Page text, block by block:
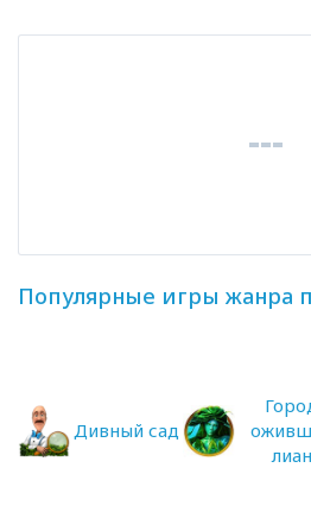
Популярные игры жанра
Дивный сад
лиан